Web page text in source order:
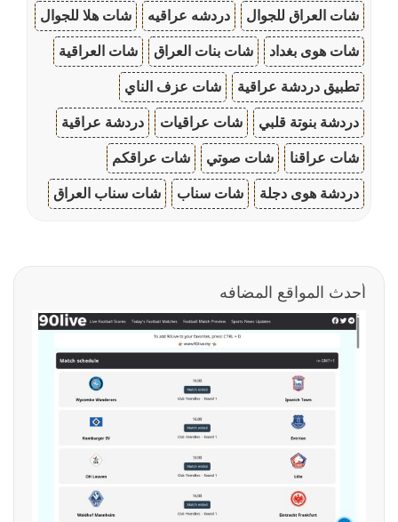
شات العراق للجوال دردشه عراقيه شات هلا للجوال
شات هوى بغداد شات بنات العراق شات العراقية
تطبيق دردشة عراقية شات عزف الناي
دردشة بنوتة قلبي شات عراقيات دردشة عراقية
شات عراقنا شات صوتي شات عراقكم
دردشة هوى دجلة شات سناب شات سناب العراق
أحدث المواقع المضافه